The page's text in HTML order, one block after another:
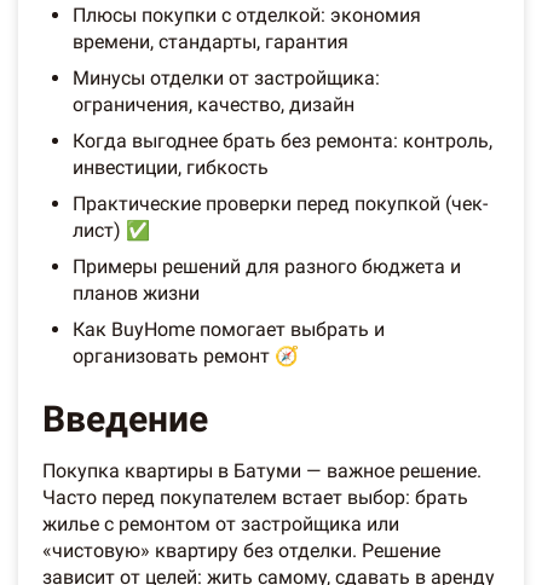
Плюсы покупки с отделкой: экономия
времени, стандарты, гарантия
Минусы отделки от застройщика:
ограничения, качество, дизайн
Когда выгоднее брать без ремонта: контроль,
инвестиции, гибкость
Практические проверки перед покупкой (чек-
лист) ✅
Примеры решений для разного бюджета и
планов жизни
Как BuyHome помогает выбрать и
организовать ремонт 🧭
Введение
Покупка квартиры в Батуми — важное решение.
Часто перед покупателем встает выбор: брать
жилье с ремонтом от застройщика или
«чистовую» квартиру без отделки. Решение
зависит от целей: жить самому, сдавать в аренду